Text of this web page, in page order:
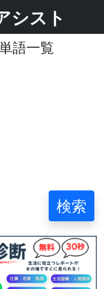
シスト
語一覧
検索